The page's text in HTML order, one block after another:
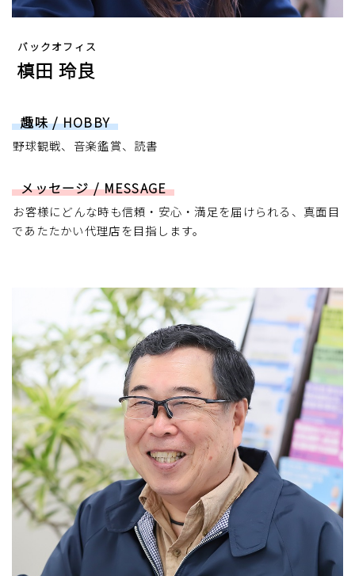
バックオフィス
槙田 玲良
趣味 / HOBBY
野球観戦、音楽鑑賞、読書
メッセージ / MESSAGE
お客様にどんな時も信頼・安心・満足を届けられる、真面目
であたたかい代理店を目指します。